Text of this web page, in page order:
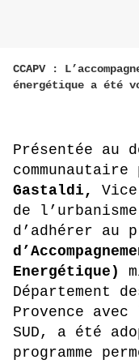
CCAPV :
énergétique a été
Présentée au
communautaire
Gastaldi,
de
d’adhérer au
Energétique)
Département
Provence
SUD, a été
programme